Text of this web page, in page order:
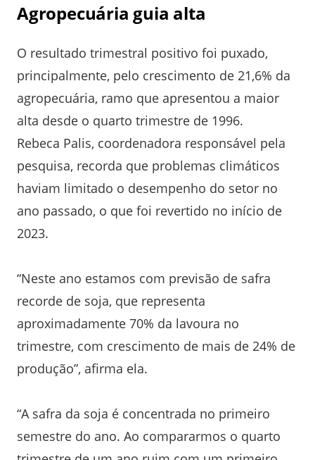
Agropecuária guia alta
O resultado trimestral positivo foi puxado,
principalmente, pelo crescimento de 21,6% da
agropecuária, ramo que apresentou a maior
alta desde o quarto trimestre de 1996.
Rebeca Palis, coordenadora responsável pela
pesquisa, recorda que problemas climáticos
haviam limitado o desempenho do setor no
ano passado, o que foi revertido no início de
2023.
“Neste ano estamos com previsão de safra
recorde de soja, que representa
aproximadamente 70% da lavoura no
trimestre, com crescimento de mais de 24% de
produção”, afirma ela.
“A safra da soja é concentrada no primeiro
semestre do ano. Ao compararmos o quarto